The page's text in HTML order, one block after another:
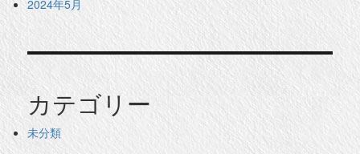
2024年5月
カテゴリー
未分類